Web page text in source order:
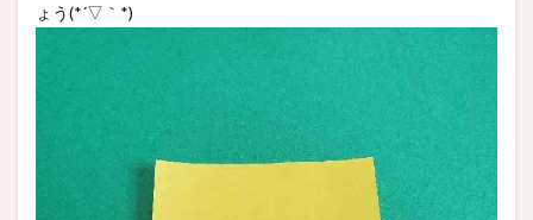
ょう(*´▽｀*)